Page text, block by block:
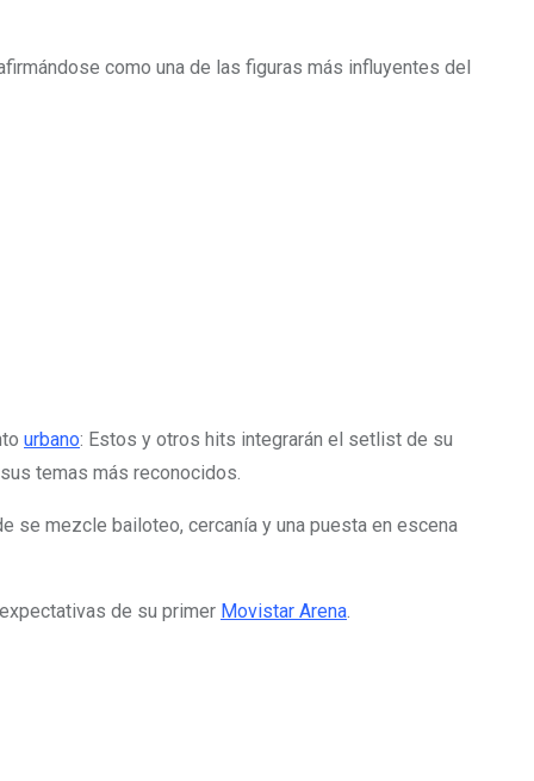
como una de las figuras más influyentes del
urbano: Estos y otros hits integrarán el setlist de su
temas más reconocidos.
se mezcle bailoteo, cercanía y una puesta en escena
de su primer Movistar Arena.